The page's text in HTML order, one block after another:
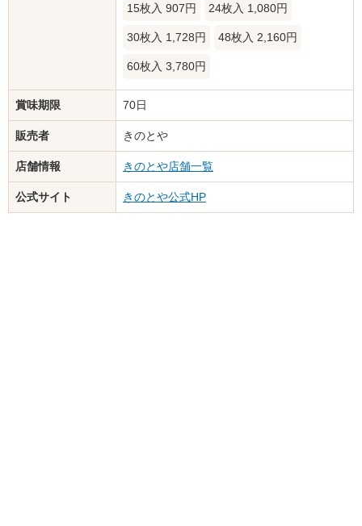
15枚入 907円 24枚入 1,080円
30枚入 1,728円 48枚入 2,160円
60枚入 3,780円
賞味期限 70日
販売者 きのとや
店舗情報 きのとや店舗一覧
公式サイト きのとや公式HP